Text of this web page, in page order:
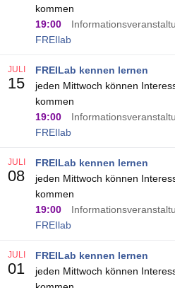
kommen
19:00
FREIlab
FREILab kennen lernen
jeden Mittwoch können
kommen
19:00
FREIlab
JULI
15
FREILab kennen lernen
jeden Mittwoch können
kommen
19:00
FREIlab
JULI
08
FREILab kennen lernen
jeden Mittwoch können
JULI
01